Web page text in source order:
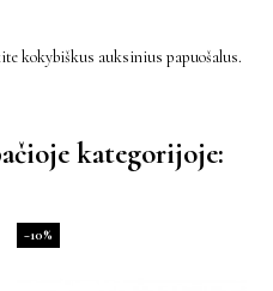
kokybiškus auksinius papuošalus.
kategorijoje:
−10%